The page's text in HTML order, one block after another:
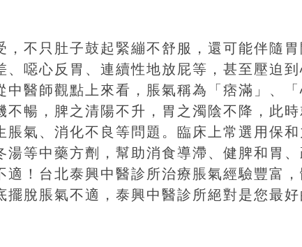
，不只肚子鼓起緊繃不舒服，還可能伴隨
、噁心反胃、連續性地放屁等，甚至壓迫到
中醫師觀點上來看，脹氣稱為「痞滿」、「
不暢，脾之清陽不升，胃之濁陰不降，此時
脹氣、消化不良等問題。臨床上常選用保和
湯等中藥方劑，幫助消食導滯、健脾和胃、
適！台北泰興中醫診所治療脹氣經驗豐富，
擺脫脹氣不適，泰興中醫診所絕對是您最好